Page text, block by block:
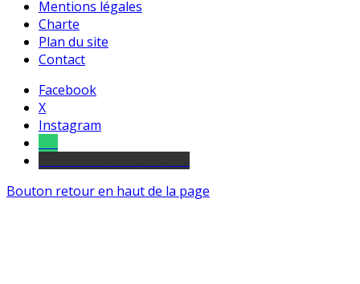
Mentions légales
Charte
Plan du site
Contact
Facebook
X
Instagram
Bouton retour en haut de la page